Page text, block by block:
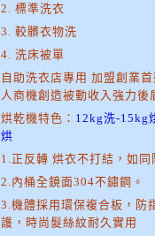
2. 標準洗衣
3. 較髒衣物洗
4. 洗床被單
自助洗衣店專用 加盟創業
人商機創造被動收入強力後
烘乾機特色： 12kg洗-15kg
烘
1.正反轉 烘衣不打結，如
2.內桶全鏡面304不鏽鋼。
3.機體採用環保複合板，防
護，時尚髮絲紋耐久實用